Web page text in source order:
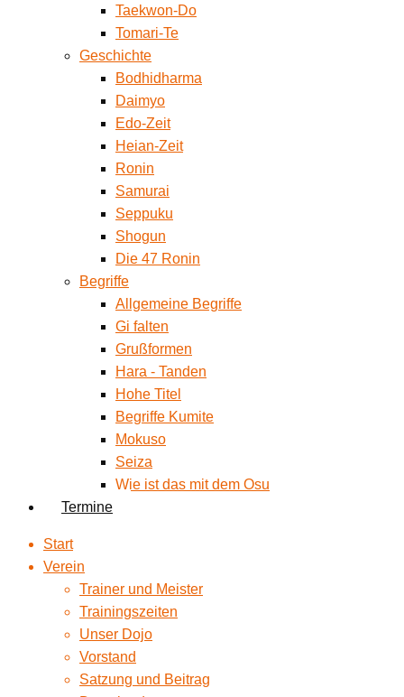
Taekwon-Do
Tomari-Te
Geschichte
Bodhidharma
Daimyo
Edo-Zeit
Heian-Zeit
Ronin
Samurai
Seppuku
Shogun
Die 47 Ronin
Begriffe
Allgemeine Begriffe
Gi falten
Grußformen
Hara - Tanden
Hohe Titel
Begriffe Kumite
Mokuso
Seiza
Wie ist das mit dem Osu
Termine
Start
Verein
Trainer und Meister
Trainingszeiten
Unser Dojo
Vorstand
Satzung und Beitrag